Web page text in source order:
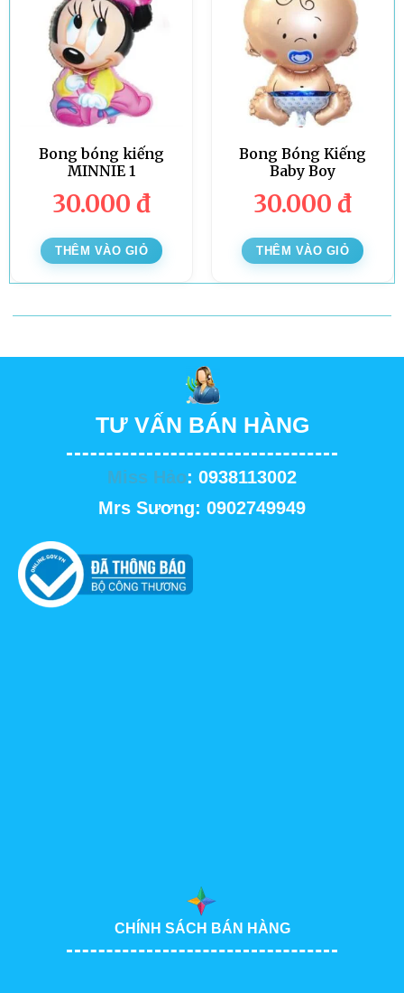
Bong bóng kiếng
MINNIE 1
30.000 đ
THÊM VÀO GIỎ
Bong Bóng Kiếng
Baby Boy
30.000 đ
THÊM VÀO GIỎ
TƯ VẤN BÁN HÀNG
Miss Hảo: 0938113002
Mrs Sương: 0902749949
CHÍNH SÁCH BÁN HÀNG